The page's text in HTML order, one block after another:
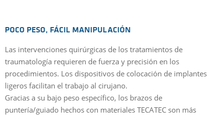
POCO PESO, FÁCIL MANIPULACIÓN
Las intervenciones quirúrgicas de los tratamientos de
traumatología requieren de fuerza y precisión en los
procedimientos. Los dispositivos de colocación de implantes
ligeros facilitan el trabajo al cirujano.
Gracias a su bajo peso específico, los brazos de
puntería/guiado hechos con materiales TECATEC son más